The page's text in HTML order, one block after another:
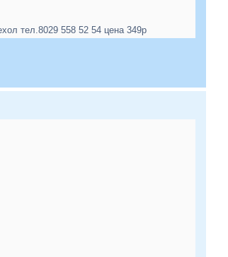
тел.8029 558 52 54 цена 349р